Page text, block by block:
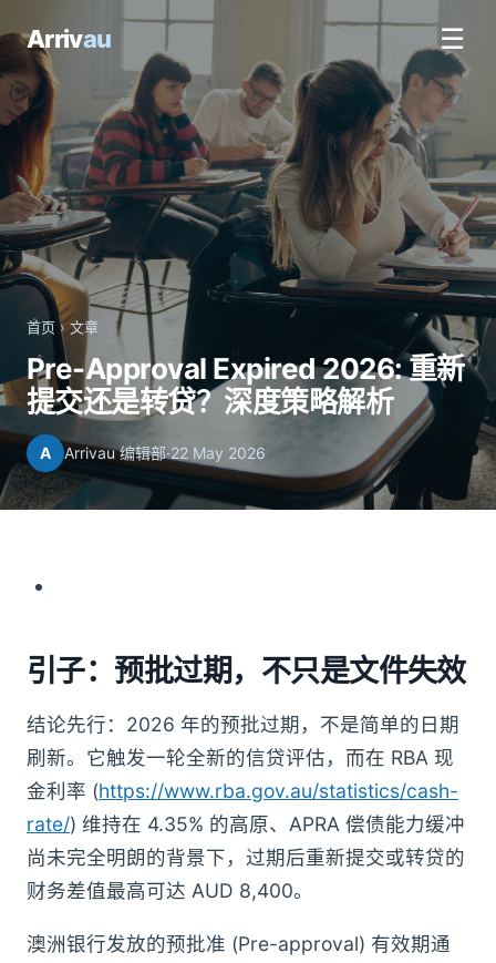
Arrivau ☰
首页 ›文章
Pre-Approval Expired 2026: 重新
提交还是转贷？深度策略解析
A Arrivau 编辑部·22 May 2026
引子：预批过期，不只是文件失效
结论先行：2026 年的预批过期，不是简单的日期
刷新。它触发一轮全新的信贷评估，而在 RBA 现
金利率 (https://www.rba.gov.au/statistics/cash-
rate/) 维持在 4.35% 的高原、APRA 偿债能力缓冲
尚未完全明朗的背景下，过期后重新提交或转贷的
财务差值最高可达 AUD 8,400。
澳洲银行发放的预批准 (Pre-approval) 有效期通